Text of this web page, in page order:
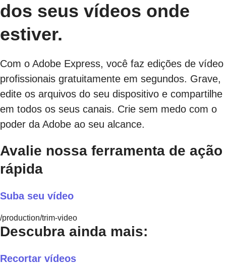
dos seus vídeos onde
estiver.
Com o Adobe Express, você faz edições de vídeo
profissionais gratuitamente em segundos. Grave,
edite os arquivos do seu dispositivo e compartilhe
em todos os seus canais. Crie sem medo com o
poder da Adobe ao seu alcance.
Avalie nossa ferramenta de ação
rápida
Suba seu vídeo
/production/trim-video
Descubra ainda mais:
Recortar vídeos